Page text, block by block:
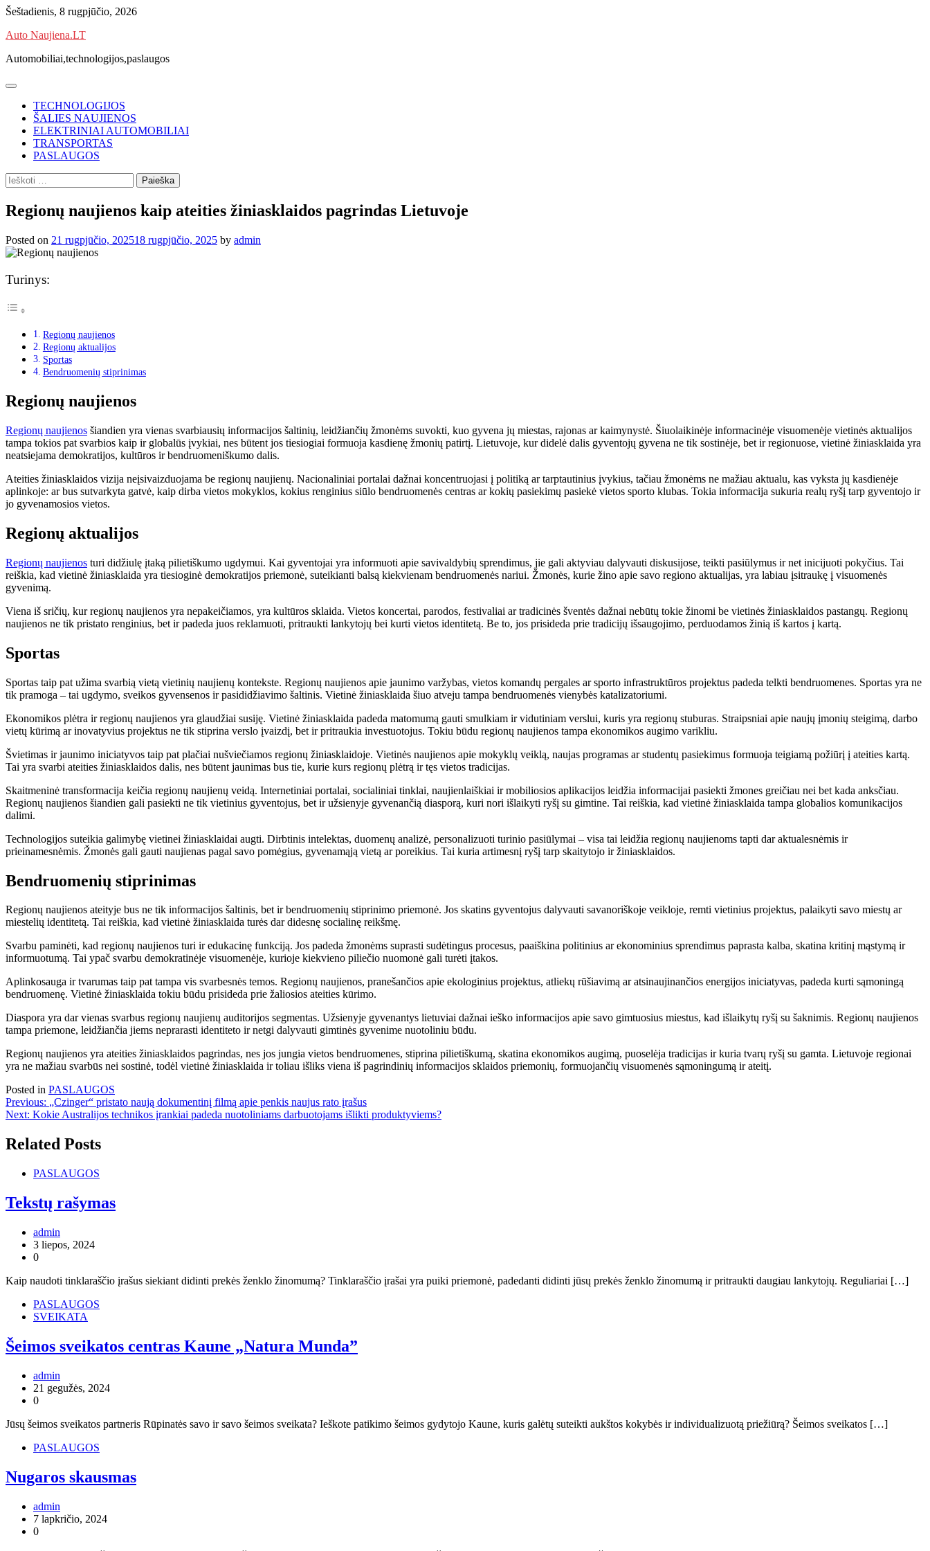
Skip
content
Šeštadienis, 8 rugpjūčio, 2026
Auto Naujiena.LT
Automobiliai,technologijos,paslaugos
TECHNOLOGIJOS
ŠALIES NAUJIENOS
ELEKTRINIAI AUTOMOBILIAI
TRANSPORTAS
PASLAUGOS
Ieškoti:
Regionų naujienos kaip ateities žiniasklaidos pagrindas Lietuvoje
Posted on 21 rugpjūčio, 202518 rugpjūčio, 2025 by admin
Turinys:
Regionų naujienos
Regionų aktualijos
Sportas
Bendruomenių stiprinimas
Regionų naujienos
Regionų naujienos šiandien yra vienas svarbiausių informacijos šaltinių, leidžiančių žmonėms suvokti, kuo gyvena jų miestas, rajonas ar kaimynystė. Šiuolaikinėje informacinėje visuomenėje vietinės aktualijos
tampa tokios pat svarbios kaip ir globalūs įvykiai, nes būtent jos tiesiogiai formuoja kasdienę žmonių patirtį. Lietuvoje, kur didelė dalis gyventojų gyvena ne tik sostinėje, bet ir regionuose, vietinė žiniasklaida yra
neatsiejama demokratijos, kultūros ir bendruomeniškumo dalis.
Ateities žiniasklaidos vizija neįsivaizduojama be regionų naujienų. Nacionaliniai portalai dažnai koncentruojasi į politiką ar tarptautinius įvykius, tačiau žmonėms ne mažiau aktualu, kas vyksta jų kasdienėje
aplinkoje: ar bus sutvarkyta gatvė, kaip dirba vietos mokyklos, kokius renginius siūlo bendruomenės centras ar kokių pasiekimų pasiekė vietos sporto klubas. Tokia informacija sukuria realų ryšį tarp gyventojo ir
jo gyvenamosios vietos.
Regionų aktualijos
Regionų naujienos turi didžiulę įtaką pilietiškumo ugdymui. Kai gyventojai yra informuoti apie savivaldybių sprendimus, jie gali aktyviau dalyvauti diskusijose, teikti pasiūlymus ir net inicijuoti pokyčius. Tai
reiškia, kad vietinė žiniasklaida yra tiesioginė demokratijos priemonė, suteikianti balsą kiekvienam bendruomenės nariui. Žmonės, kurie žino apie savo regiono aktualijas, yra labiau įsitraukę į visuomenės
gyvenimą.
Viena iš sričių, kur regionų naujienos yra nepakeičiamos, yra kultūros sklaida. Vietos koncertai, parodos, festivaliai ar tradicinės šventės dažnai nebūtų tokie žinomi be vietinės žiniasklaidos pastangų. Regionų
naujienos ne tik pristato renginius, bet ir padeda juos reklamuoti, pritraukti lankytojų bei kurti vietos identitetą. Be to, jos prisideda prie tradicijų išsaugojimo, perduodamos žinią iš kartos į kartą.
Sportas
Sportas taip pat užima svarbią vietą vietinių naujienų kontekste. Regionų naujienos apie jaunimo varžybas, vietos komandų pergales ar sporto infrastruktūros projektus padeda telkti bendruomenes. Sportas yra ne
tik pramoga – tai ugdymo, sveikos gyvensenos ir pasididžiavimo šaltinis. Vietinė žiniasklaida šiuo atveju tampa bendruomenės vienybės katalizatoriumi.
Ekonomikos plėtra ir regionų naujienos yra glaudžiai susiję. Vietinė žiniasklaida padeda matomumą gauti smulkiam ir vidutiniam verslui, kuris yra regionų stuburas. Straipsniai apie naujų įmonių steigimą, darbo
vietų kūrimą ar inovatyvius projektus ne tik stiprina verslo įvaizdį, bet ir pritraukia investuotojus. Tokiu būdu regionų naujienos tampa ekonomikos augimo varikliu.
Švietimas ir jaunimo iniciatyvos taip pat plačiai nušviečiamos regionų žiniasklaidoje. Vietinės naujienos apie mokyklų veiklą, naujas programas ar studentų pasiekimus formuoja teigiamą požiūrį į ateities kartą.
Tai yra svarbi ateities žiniasklaidos dalis, nes būtent jaunimas bus tie, kurie kurs regionų plėtrą ir tęs vietos tradicijas.
Skaitmeninė transformacija keičia regionų naujienų veidą. Internetiniai portalai, socialiniai tinklai, naujienlaiškiai ir mobiliosios aplikacijos leidžia informacijai pasiekti žmones greičiau nei bet kada anksčiau.
Regionų naujienos šiandien gali pasiekti ne tik vietinius gyventojus, bet ir užsienyje gyvenančią diasporą, kuri nori išlaikyti ryšį su gimtine. Tai reiškia, kad vietinė žiniasklaida tampa globalios komunikacijos
dalimi.
Technologijos suteikia galimybę vietinei žiniasklaidai augti. Dirbtinis intelektas, duomenų analizė, personalizuoti turinio pasiūlymai – visa tai leidžia regionų naujienoms tapti dar aktualesnėmis ir
prieinamesnėmis. Žmonės gali gauti naujienas pagal savo pomėgius, gyvenamąją vietą ar poreikius. Tai kuria artimesnį ryšį tarp skaitytojo ir žiniasklaidos.
Bendruomenių stiprinimas
Regionų naujienos ateityje bus ne tik informacijos šaltinis, bet ir bendruomenių stiprinimo priemonė. Jos skatins gyventojus dalyvauti savanoriškoje veikloje, remti vietinius projektus, palaikyti savo miestų ar
miestelių identitetą. Tai reiškia, kad vietinė žiniasklaida turės dar didesnę socialinę reikšmę.
Svarbu paminėti, kad regionų naujienos turi ir edukacinę funkciją. Jos padeda žmonėms suprasti sudėtingus procesus, paaiškina politinius ar ekonominius sprendimus paprasta kalba, skatina kritinį mąstymą ir
informuotumą. Tai ypač svarbu demokratinėje visuomenėje, kurioje kiekvieno piliečio nuomonė gali turėti įtakos.
Aplinkosauga ir tvarumas taip pat tampa vis svarbesnės temos. Regionų naujienos, pranešančios apie ekologinius projektus, atliekų rūšiavimą ar atsinaujinančios energijos iniciatyvas, padeda kurti sąmoningą
bendruomenę. Vietinė žiniasklaida tokiu būdu prisideda prie žaliosios ateities kūrimo.
Diaspora yra dar vienas svarbus regionų naujienų auditorijos segmentas. Užsienyje gyvenantys lietuviai dažnai ieško informacijos apie savo gimtuosius miestus, kad išlaikytų ryšį su šaknimis. Regionų naujienos
tampa priemone, leidžiančia jiems neprarasti identiteto ir netgi dalyvauti gimtinės gyvenime nuotoliniu būdu.
Regionų naujienos yra ateities žiniasklaidos pagrindas, nes jos jungia vietos bendruomenes, stiprina pilietiškumą, skatina ekonomikos augimą, puoselėja tradicijas ir kuria tvarų ryšį su gamta. Lietuvoje regionai
yra ne mažiau svarbūs nei sostinė, todėl vietinė žiniasklaida ir toliau išliks viena iš pagrindinių informacijos sklaidos priemonių, formuojančių visuomenės sąmoningumą ir ateitį.
Posted in PASLAUGOS
Navigacija
tarp
įrašų
Previous: „Czinger“ pristato naują dokumentinį filmą apie penkis naujus rato įrašus
Next: Kokie Australijos technikos įrankiai padeda nuotoliniams darbuotojams išlikti produktyviems?
Related Posts
PASLAUGOS
Tekstų rašymas
admin
3 liepos, 2024
0
Kaip naudoti tinklaraščio įrašus siekiant didinti prekės ženklo žinomumą? Tinklaraščio įrašai yra puiki priemonė, padedanti didinti jūsų prekės ženklo žinomumą ir pritraukti daugiau lankytojų. Reguliariai […]
PASLAUGOS
SVEIKATA
Šeimos sveikatos centras Kaune „Natura Munda”
admin
21 gegužės, 2024
0
Jūsų šeimos sveikatos partneris Rūpinatės savo ir savo šeimos sveikata? Ieškote patikimo šeimos gydytojo Kaune, kuris galėtų suteikti aukštos kokybės ir individualizuotą priežiūrą? Šeimos sveikatos […]
PASLAUGOS
Nugaros skausmas
admin
7 lapkričio, 2024
0